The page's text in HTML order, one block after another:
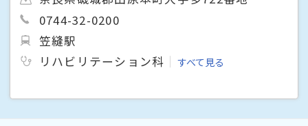
0744-32-0200
笠縫駅
リハビリテーション科
すべて見る